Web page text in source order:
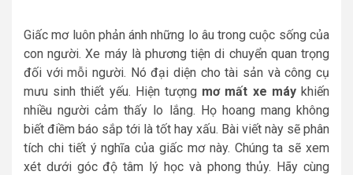
Giấc mơ luôn phản ánh những lo âu trong cuộc sống của
con người. Xe máy là phương tiện di chuyển quan trọng
đối với mỗi người. Nó đại diện cho tài sản và công cụ
mưu sinh thiết yếu. Hiện tượng mơ mất xe máykhiến
nhiều người cảm thấy lo lắng. Họ hoang mang không
biết điềm báo sắp tới là tốt hay xấu. Bài viết này sẽ phân
tích chi tiết ý nghĩa của giấc mơ này. Chúng ta sẽ xem
xét dưới góc độ tâm lý học và phong thủy. Hãy cùng